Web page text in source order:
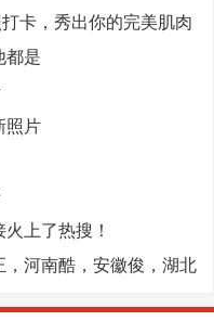
卡，秀出你的完美肌肉
都是
照片
上了热搜！
河南酷，安徽俊，湖北